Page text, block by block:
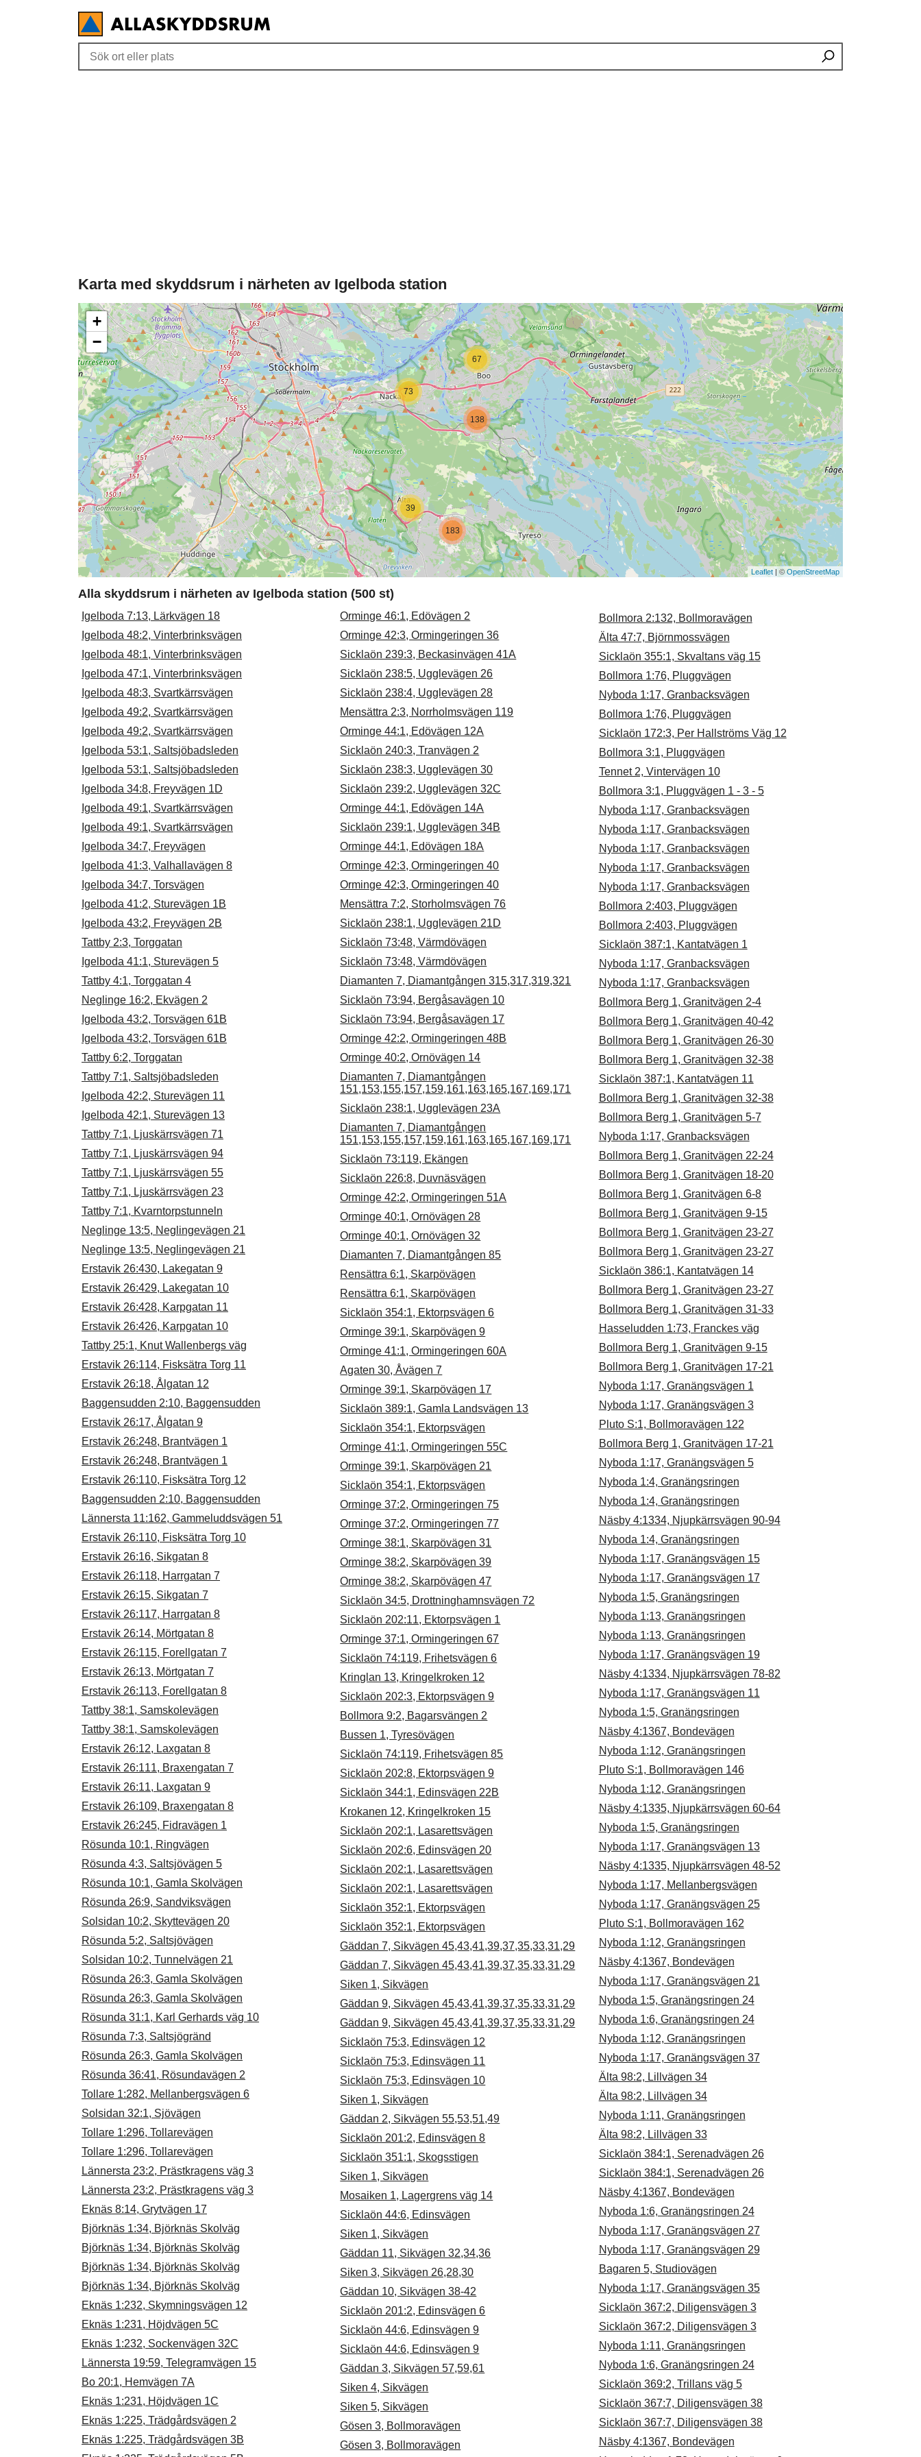
Karta med skyddsrum i närheten av Igelboda station
39
183
73
67
138
+
−
Leaflet | © OpenStreetMap
Alla skyddsrum i närheten av Igelboda station (500 st)
Igelboda 7:13, Lärkvägen 18
Igelboda 48:2, Vinterbrinksvägen
Igelboda 48:1, Vinterbrinksvägen
Igelboda 47:1, Vinterbrinksvägen
Igelboda 48:3, Svartkärrsvägen
Igelboda 49:2, Svartkärrsvägen
Igelboda 49:2, Svartkärrsvägen
Igelboda 53:1, Saltsjöbadsleden
Igelboda 53:1, Saltsjöbadsleden
Igelboda 34:8, Freyvägen 1D
Igelboda 49:1, Svartkärrsvägen
Igelboda 49:1, Svartkärrsvägen
Igelboda 34:7, Freyvägen
Igelboda 41:3, Valhallavägen 8
Igelboda 34:7, Torsvägen
Igelboda 41:2, Sturevägen 1B
Igelboda 43:2, Freyvägen 2B
Tattby 2:3, Torggatan
Igelboda 41:1, Sturevägen 5
Tattby 4:1, Torggatan 4
Neglinge 16:2, Ekvägen 2
Igelboda 43:2, Torsvägen 61B
Igelboda 43:2, Torsvägen 61B
Tattby 6:2, Torggatan
Tattby 7:1, Saltsjöbadsleden
Igelboda 42:2, Sturevägen 11
Igelboda 42:1, Sturevägen 13
Tattby 7:1, Ljuskärrsvägen 71
Tattby 7:1, Ljuskärrsvägen 94
Tattby 7:1, Ljuskärrsvägen 55
Tattby 7:1, Ljuskärrsvägen 23
Tattby 7:1, Kvarntorpstunneln
Neglinge 13:5, Neglingevägen 21
Neglinge 13:5, Neglingevägen 21
Erstavik 26:430, Lakegatan 9
Erstavik 26:429, Lakegatan 10
Erstavik 26:428, Karpgatan 11
Erstavik 26:426, Karpgatan 10
Tattby 25:1, Knut Wallenbergs väg
Erstavik 26:114, Fisksätra Torg 11
Erstavik 26:18, Ålgatan 12
Baggensudden 2:10, Baggensudden
Erstavik 26:17, Ålgatan 9
Erstavik 26:248, Brantvägen 1
Erstavik 26:248, Brantvägen 1
Erstavik 26:110, Fisksätra Torg 12
Baggensudden 2:10, Baggensudden
Lännersta 11:162, Gammeluddsvägen 51
Erstavik 26:110, Fisksätra Torg 10
Erstavik 26:16, Sikgatan 8
Erstavik 26:118, Harrgatan 7
Erstavik 26:15, Sikgatan 7
Erstavik 26:117, Harrgatan 8
Erstavik 26:14, Mörtgatan 8
Erstavik 26:115, Forellgatan 7
Erstavik 26:13, Mörtgatan 7
Erstavik 26:113, Forellgatan 8
Tattby 38:1, Samskolevägen
Tattby 38:1, Samskolevägen
Erstavik 26:12, Laxgatan 8
Erstavik 26:111, Braxengatan 7
Erstavik 26:11, Laxgatan 9
Erstavik 26:109, Braxengatan 8
Erstavik 26:245, Fidravägen 1
Rösunda 10:1, Ringvägen
Rösunda 4:3, Saltsjövägen 5
Rösunda 10:1, Gamla Skolvägen
Rösunda 26:9, Sandviksvägen
Solsidan 10:2, Skyttevägen 20
Rösunda 5:2, Saltsjövägen
Solsidan 10:2, Tunnelvägen 21
Rösunda 26:3, Gamla Skolvägen
Rösunda 26:3, Gamla Skolvägen
Rösunda 31:1, Karl Gerhards väg 10
Rösunda 7:3, Saltsjögränd
Rösunda 26:3, Gamla Skolvägen
Rösunda 36:41, Rösundavägen 2
Tollare 1:282, Mellanbergsvägen 6
Solsidan 32:1, Sjövägen
Tollare 1:296, Tollarevägen
Tollare 1:296, Tollarevägen
Lännersta 23:2, Prästkragens väg 3
Lännersta 23:2, Prästkragens väg 3
Eknäs 8:14, Grytvägen 17
Björknäs 1:34, Björknäs Skolväg
Björknäs 1:34, Björknäs Skolväg
Björknäs 1:34, Björknäs Skolväg
Björknäs 1:34, Björknäs Skolväg
Eknäs 1:232, Skymningsvägen 12
Eknäs 1:231, Höjdvägen 5C
Eknäs 1:232, Sockenvägen 32C
Lännersta 19:59, Telegramvägen 15
Bo 20:1, Hemvägen 7A
Eknäs 1:231, Höjdvägen 1C
Eknäs 1:225, Trädgårdsvägen 2
Eknäs 1:225, Trädgårdsvägen 3B
Orminge 46:1, Edövägen 2
Orminge 42:3, Ormingeringen 36
Sicklaön 239:3, Beckasinvägen 41A
Sicklaön 238:5, Ugglevägen 26
Sicklaön 238:4, Ugglevägen 28
Mensättra 2:3, Norrholmsvägen 119
Orminge 44:1, Edövägen 12A
Sicklaön 240:3, Tranvägen 2
Sicklaön 238:3, Ugglevägen 30
Sicklaön 239:2, Ugglevägen 32C
Orminge 44:1, Edövägen 14A
Sicklaön 239:1, Ugglevägen 34B
Orminge 44:1, Edövägen 18A
Orminge 42:3, Ormingeringen 40
Orminge 42:3, Ormingeringen 40
Mensättra 7:2, Storholmsvägen 76
Sicklaön 238:1, Ugglevägen 21D
Sicklaön 73:48, Värmdövägen
Sicklaön 73:48, Värmdövägen
Diamanten 7, Diamantgången 315,317,319,321
Sicklaön 73:94, Bergåsavägen 10
Sicklaön 73:94, Bergåsavägen 17
Orminge 42:2, Ormingeringen 48B
Orminge 40:2, Ornövägen 14
Diamanten 7, Diamantgången
151,153,155,157,159,161,163,165,167,169,171
Sicklaön 238:1, Ugglevägen 23A
Diamanten 7, Diamantgången
151,153,155,157,159,161,163,165,167,169,171
Sicklaön 73:119, Ekängen
Sicklaön 226:8, Duvnäsvägen
Orminge 42:2, Ormingeringen 51A
Orminge 40:1, Ornövägen 28
Orminge 40:1, Ornövägen 32
Diamanten 7, Diamantgången 85
Rensättra 6:1, Skarpövägen
Rensättra 6:1, Skarpövägen
Sicklaön 354:1, Ektorpsvägen 6
Orminge 39:1, Skarpövägen 9
Orminge 41:1, Ormingeringen 60A
Agaten 30, Åvägen 7
Orminge 39:1, Skarpövägen 17
Sicklaön 389:1, Gamla Landsvägen 13
Sicklaön 354:1, Ektorpsvägen
Orminge 41:1, Ormingeringen 55C
Orminge 39:1, Skarpövägen 21
Sicklaön 354:1, Ektorpsvägen
Orminge 37:2, Ormingeringen 75
Orminge 37:2, Ormingeringen 77
Orminge 38:1, Skarpövägen 31
Orminge 38:2, Skarpövägen 39
Orminge 38:2, Skarpövägen 47
Sicklaön 34:5, Drottninghamnsvägen 72
Sicklaön 202:11, Ektorpsvägen 1
Orminge 37:1, Ormingeringen 67
Sicklaön 74:119, Frihetsvägen 6
Kringlan 13, Kringelkroken 12
Sicklaön 202:3, Ektorpsvägen 9
Bollmora 9:2, Bagarsvängen 2
Bussen 1, Tyresövägen
Sicklaön 74:119, Frihetsvägen 85
Sicklaön 202:8, Ektorpsvägen 9
Sicklaön 344:1, Edinsvägen 22B
Krokanen 12, Kringelkroken 15
Sicklaön 202:1, Lasarettsvägen
Sicklaön 202:6, Edinsvägen 20
Sicklaön 202:1, Lasarettsvägen
Sicklaön 202:1, Lasarettsvägen
Sicklaön 352:1, Ektorpsvägen
Sicklaön 352:1, Ektorpsvägen
Gäddan 7, Sikvägen 45,43,41,39,37,35,33,31,29
Gäddan 7, Sikvägen 45,43,41,39,37,35,33,31,29
Siken 1, Sikvägen
Gäddan 9, Sikvägen 45,43,41,39,37,35,33,31,29
Gäddan 9, Sikvägen 45,43,41,39,37,35,33,31,29
Sicklaön 75:3, Edinsvägen 12
Sicklaön 75:3, Edinsvägen 11
Sicklaön 75:3, Edinsvägen 10
Siken 1, Sikvägen
Gäddan 2, Sikvägen 55,53,51,49
Sicklaön 201:2, Edinsvägen 8
Sicklaön 351:1, Skogsstigen
Siken 1, Sikvägen
Mosaiken 1, Lagergrens väg 14
Sicklaön 44:6, Edinsvägen
Siken 1, Sikvägen
Gäddan 11, Sikvägen 32,34,36
Siken 3, Sikvägen 26,28,30
Gäddan 10, Sikvägen 38-42
Sicklaön 201:2, Edinsvägen 6
Sicklaön 44:6, Edinsvägen 9
Sicklaön 44:6, Edinsvägen 9
Gäddan 3, Sikvägen 57,59,61
Siken 4, Sikvägen
Siken 5, Sikvägen
Gösen 3, Bollmoravägen
Gösen 3, Bollmoravägen
Bollmora 2:132, Bollmoravägen
Älta 47:7, Björnmossvägen
Sicklaön 355:1, Skvaltans väg 15
Bollmora 1:76, Pluggvägen
Nyboda 1:17, Granbacksvägen
Bollmora 1:76, Pluggvägen
Sicklaön 172:3, Per Hallströms Väg 12
Bollmora 3:1, Pluggvägen
Tennet 2, Vintervägen 10
Bollmora 3:1, Pluggvägen 1 - 3 - 5
Nyboda 1:17, Granbacksvägen
Nyboda 1:17, Granbacksvägen
Nyboda 1:17, Granbacksvägen
Nyboda 1:17, Granbacksvägen
Nyboda 1:17, Granbacksvägen
Bollmora 2:403, Pluggvägen
Bollmora 2:403, Pluggvägen
Sicklaön 387:1, Kantatvägen 1
Nyboda 1:17, Granbacksvägen
Nyboda 1:17, Granbacksvägen
Bollmora Berg 1, Granitvägen 2-4
Bollmora Berg 1, Granitvägen 40-42
Bollmora Berg 1, Granitvägen 26-30
Bollmora Berg 1, Granitvägen 32-38
Sicklaön 387:1, Kantatvägen 11
Bollmora Berg 1, Granitvägen 32-38
Bollmora Berg 1, Granitvägen 5-7
Nyboda 1:17, Granbacksvägen
Bollmora Berg 1, Granitvägen 22-24
Bollmora Berg 1, Granitvägen 18-20
Bollmora Berg 1, Granitvägen 6-8
Bollmora Berg 1, Granitvägen 9-15
Bollmora Berg 1, Granitvägen 23-27
Bollmora Berg 1, Granitvägen 23-27
Sicklaön 386:1, Kantatvägen 14
Bollmora Berg 1, Granitvägen 23-27
Bollmora Berg 1, Granitvägen 31-33
Hasseludden 1:73, Franckes väg
Bollmora Berg 1, Granitvägen 9-15
Bollmora Berg 1, Granitvägen 17-21
Nyboda 1:17, Granängsvägen 1
Nyboda 1:17, Granängsvägen 3
Pluto S:1, Bollmoravägen 122
Bollmora Berg 1, Granitvägen 17-21
Nyboda 1:17, Granängsvägen 5
Nyboda 1:4, Granängsringen
Nyboda 1:4, Granängsringen
Näsby 4:1334, Njupkärrsvägen 90-94
Nyboda 1:4, Granängsringen
Nyboda 1:17, Granängsvägen 15
Nyboda 1:17, Granängsvägen 17
Nyboda 1:5, Granängsringen
Nyboda 1:13, Granängsringen
Nyboda 1:13, Granängsringen
Nyboda 1:17, Granängsvägen 19
Näsby 4:1334, Njupkärrsvägen 78-82
Nyboda 1:17, Granängsvägen 11
Nyboda 1:5, Granängsringen
Näsby 4:1367, Bondevägen
Nyboda 1:12, Granängsringen
Pluto S:1, Bollmoravägen 146
Nyboda 1:12, Granängsringen
Näsby 4:1335, Njupkärrsvägen 60-64
Nyboda 1:5, Granängsringen
Nyboda 1:17, Granängsvägen 13
Näsby 4:1335, Njupkärrsvägen 48-52
Nyboda 1:17, Mellanbergsvägen
Nyboda 1:17, Granängsvägen 25
Pluto S:1, Bollmoravägen 162
Nyboda 1:12, Granängsringen
Näsby 4:1367, Bondevägen
Nyboda 1:17, Granängsvägen 21
Nyboda 1:5, Granängsringen 24
Nyboda 1:6, Granängsringen 24
Nyboda 1:12, Granängsringen
Nyboda 1:17, Granängsvägen 37
Älta 98:2, Lillvägen 34
Älta 98:2, Lillvägen 34
Nyboda 1:11, Granängsringen
Älta 98:2, Lillvägen 33
Sicklaön 384:1, Serenadvägen 26
Sicklaön 384:1, Serenadvägen 26
Näsby 4:1367, Bondevägen
Nyboda 1:6, Granängsringen 24
Nyboda 1:17, Granängsvägen 27
Nyboda 1:17, Granängsvägen 29
Bagaren 5, Studiovägen
Nyboda 1:17, Granängsvägen 35
Sicklaön 367:2, Diligensvägen 3
Sicklaön 367:2, Diligensvägen 3
Nyboda 1:11, Granängsringen
Nyboda 1:6, Granängsringen 24
Sicklaön 369:2, Trillans väg 5
Sicklaön 367:7, Diligensvägen 38
Sicklaön 367:7, Diligensvägen 38
Näsby 4:1367, Bondevägen